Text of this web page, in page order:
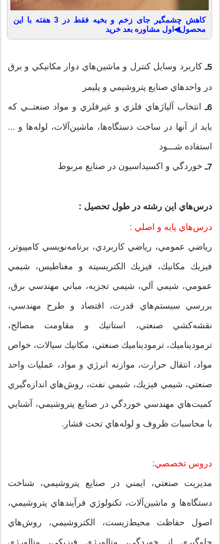
کاهش چشمگیر جای زخم و بخیه فقط در 3 هفته با این
محصول◀اول مشاوره بعد خرید
5ـ كاربرد وسايل كنترل و ماشين‌هاي دوار مكانيكي و برق
در واحدهاي صنايع پتروشيمي و پليمر
6ـ انتخاب آلياژهاي فلزي و غيرفلزي و مواد صنعتــي كه
بايد از آنها در ساخت دستگاه‌ها، ماشين‌آلات، لوله‌ها و ...
استفاده شـــود
7ـ خوردگي و اكسيداسيون در صنايع مربوط
درس‌هاي اين رشته در طول تحصيل :
درس‌هاي پايه و اصلي :
رياضي عمومي، رياضي كاربردي، برنامه‌نويسي كامپيوتر،
فيزيك مكانيك، فيزيك الكتريسيته و مغناطيس، شيمي
عمومي، شيمي آلي، شيمي تجزيه، مباني مهندسي برق،
بررسي سيستم‌هاي قدرت، اقتصاد و طرح مهندسي،
نقشه‌كشي صنعتي، استاتيك و مقاومت مصالح،
ترموديناميك، ترموديناميك صنعتي، مكانيك سيالات، خواص
مواد، انتقال حرارت، موازنه انرژي و مواد، عمليات واحد
صنعتي، شيمي فيزيك، شيمي نفت، روش‌هاي اندازه‌گيري
كميت‌هاي مهندسي خوردگي در صنايع پتروشيمي، آشنايي
با محاسبات ظروف و لوله‌هاي تحت فشار.
دروس تخصصي:
مديريت صنعتي، ايمني در صنايع پتروشيمي، شناخت
دستگاه‌ها و ماشين‌‌آلات، تكنولوژي فرآيندهاي پتروشيمي،
اصول حفاظت محيط‌زيست، الكتروشيمي، روش‌هاي